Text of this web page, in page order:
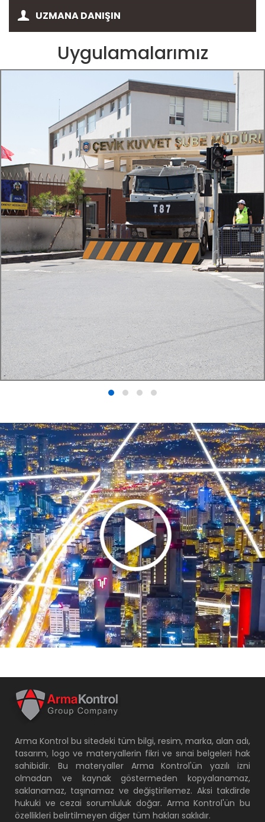
UZMANA DANIŞIN
Uygulamalarımız
Arma Kontrol bu sitedeki tüm bilgi, resim, marka, alan adı,
tasarım, logo ve materyallerin fikri ve sınai belgeleri hak
sahibidir. Bu materyaller Arma Kontrol'ün yazılı izni
olmadan ve kaynak göstermeden kopyalanamaz,
saklanamaz, taşınamaz ve değiştirilemez. Aksi takdirde
hukuki ve cezai sorumluluk doğar. Arma Kontrol'ün bu
özellikleri belirtilmeyen diğer tüm hakları saklıdır.